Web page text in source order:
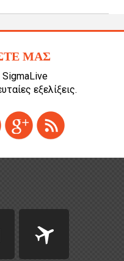
ΜΑΣ
εξελίξεις.